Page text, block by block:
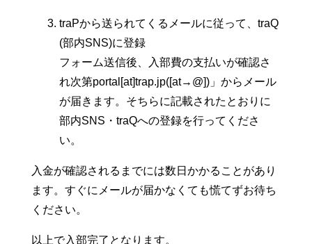
traPから送られてくるメールに従って、traQ
(部内SNS)に登録
フォーム送信後、入部費の支払いが確認さ
れ次第portal[at]trap.jp([at→@])」からメール
が届きます。そちらに記載されたとおりに
部内SNS・traQへの登録を行ってくださ
い。
入金が確認されるまでには数日かかることがあり
ます。すぐにメールが届かなくても慌てずお待ち
ください。
以上で入部完了となります。